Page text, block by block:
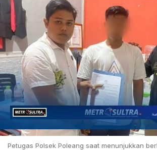
Petugas Polsek Poleang saat menunjukkan